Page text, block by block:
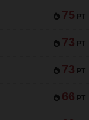
75 PT
73 PT
73 PT
66 PT